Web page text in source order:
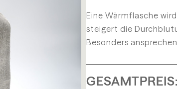
Eine Wärmflasche
steigert die
Besonders
GESAMTPREIS: